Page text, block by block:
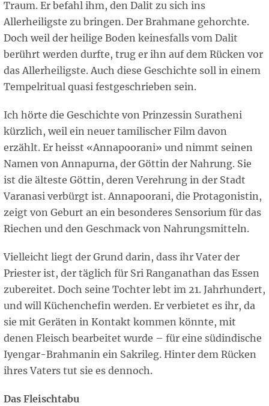
Traum. Er befahl ihm, den Dalit zu sich ins
Allerheiligste zu bringen. Der Brahmane gehorchte.
Doch weil der heilige Boden keinesfalls vom Dalit
berührt werden durfte, trug er ihn auf dem Rücken vor
das Allerheiligste. Auch diese Geschichte soll in einem
Tempelritual quasi festgeschrieben sein.
Ich hörte die Geschichte von Prinzessin Suratheni
kürzlich, weil ein neuer tamilischer Film davon
erzählt. Er heisst «Annapoorani» und nimmt seinen
Namen von Annapurna, der Göttin der Nahrung. Sie
ist die älteste Göttin, deren Verehrung in der Stadt
Varanasi verbürgt ist. Annapoorani, die Protagonistin,
zeigt von Geburt an ein besonderes Sensorium für das
Riechen und den Geschmack von Nahrungsmitteln.
Vielleicht liegt der Grund darin, dass ihr Vater der
Priester ist, der täglich für Sri Ranganathan das Essen
zubereitet. Doch seine Tochter lebt im 21. Jahrhundert,
und will Küchenchefin werden. Er verbietet es ihr, da
sie mit Geräten in Kontakt kommen könnte, mit
denen Fleisch bearbeitet wurde – für eine südindische
Iyengar-Brahmanin ein Sakrileg. Hinter dem Rücken
ihres Vaters tut sie es dennoch.
Das Fleischtabu